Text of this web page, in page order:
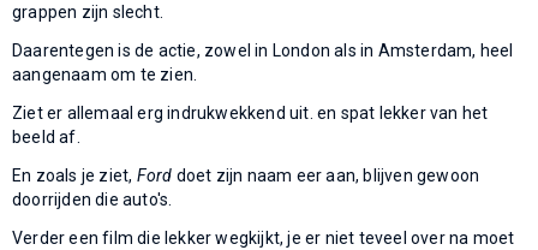
grappen zijn slecht.
Daarentegen is de actie, zowel in London als in Amsterdam, heel
aangenaam om te zien.
Ziet er allemaal erg indrukwekkend uit. en spat lekker van het
beeld af.
En zoals je ziet, Ford doet zijn naam eer aan, blijven gewoon
doorrijden die auto's.
Verder een film die lekker wegkijkt, je er niet teveel over na moet